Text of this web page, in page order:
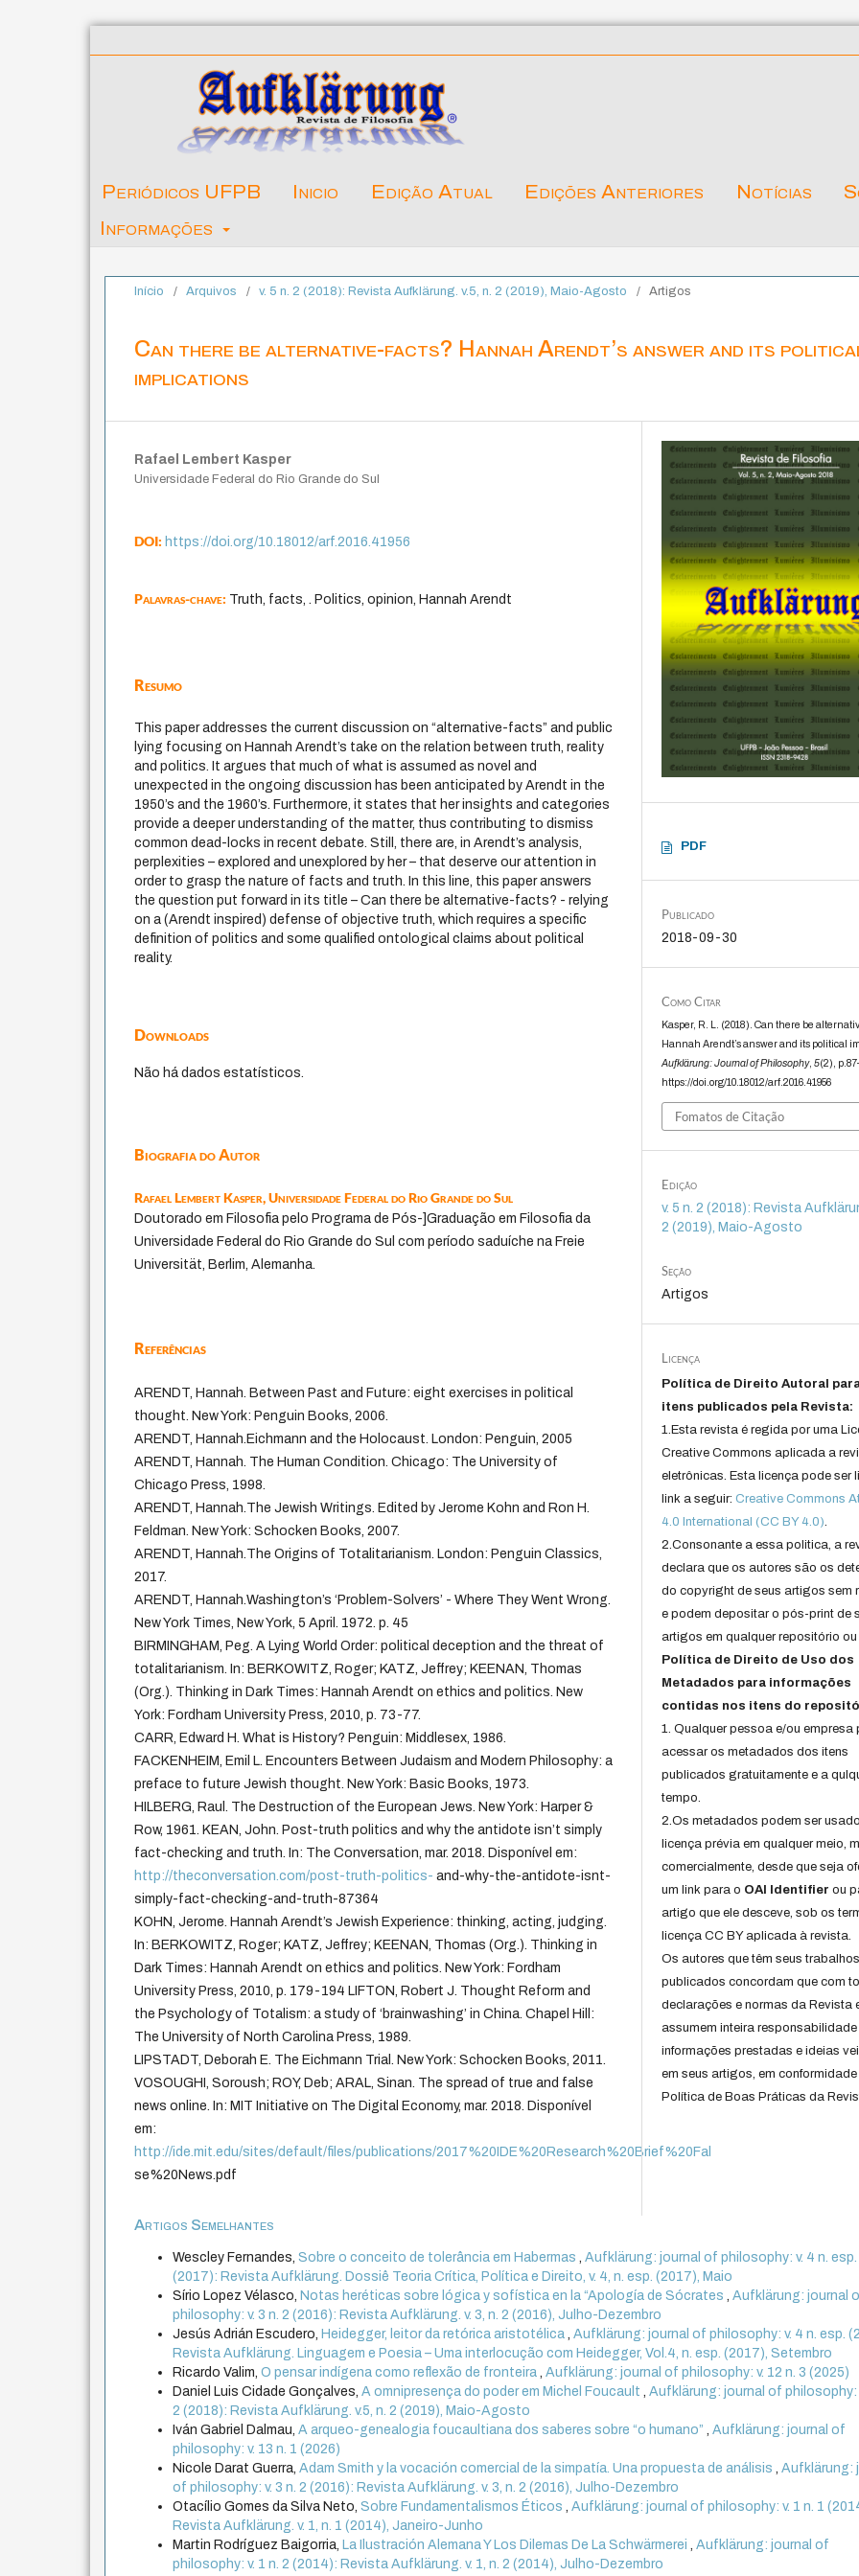
Periódicos UFPB Inicio Edição Atual Edições Anteriores Notícias
Informações
Início / Arquivos / v. 5 n. 2 (2018): Revista Aufklärung. v.5, n. 2 (2019), Maio-Agosto / Artigos
Can there be alternative-facts? Hannah Arendt’s answer and its
implications
Rafael Lembert Kasper
Universidade Federal do Rio Grande do Sul
DOI:https://doi.org/10.18012/arf.2016.41956
Palavras-chave: Truth, facts, . Politics, opinion, Hannah Arendt
Resumo
This paper addresses the current discussion on “alternative-facts” and public
lying focusing on Hannah Arendt’s take on the relation between truth, reality
and politics. It argues that much of what is assumed as novel and
unexpected in the ongoing discussion has been anticipated by Arendt in the
1950’s and the 1960’s. Furthermore, it states that her insights and categories
provide a deeper understanding of the matter, thus contributing to dismiss
common dead-locks in recent debate. Still, there are, in Arendt’s analysis,
perplexities – explored and unexplored by her – that deserve our attention in
order to grasp the nature of facts and truth. In this line, this paper answers
the question put forward in its title – Can there be alternative-facts? - relying
on a (Arendt inspired) defense of objective truth, which requires a specific
definition of politics and some qualified ontological claims about political
reality.
Downloads
Não há dados estatísticos.
Biografia do Autor
Rafael Lembert Kasper,Universidade Federal do Rio Grande do Sul
Doutorado em Filosofia pelo Programa de Pós-]Graduação em Filosofia da
Universidade Federal do Rio Grande do Sul com período saduíche na Freie
Universität, Berlim, Alemanha.
Referências
ARENDT, Hannah. Between Past and Future: eight exercises in political
thought. New York: Penguin Books, 2006.
ARENDT, Hannah.Eichmann and the Holocaust. London: Penguin, 2005
ARENDT, Hannah. The Human Condition. Chicago: The University of
Chicago Press, 1998.
ARENDT, Hannah.The Jewish Writings. Edited by Jerome Kohn and Ron H.
Feldman. New York: Schocken Books, 2007.
ARENDT, Hannah.The Origins of Totalitarianism. London: Penguin Classics,
2017.
ARENDT, Hannah.Washington’s ‘Problem-Solvers’ - Where They Went Wrong.
New York Times, New York, 5 April. 1972. p. 45
BIRMINGHAM, Peg. A Lying World Order: political deception and the threat of
totalitarianism. In: BERKOWITZ, Roger; KATZ, Jeffrey; KEENAN, Thomas
(Org.). Thinking in Dark Times: Hannah Arendt on ethics and politics. New
York: Fordham University Press, 2010, p. 73-77.
CARR, Edward H. What is History? Penguin: Middlesex, 1986.
FACKENHEIM, Emil L. Encounters Between Judaism and Modern Philosophy: a
preface to future Jewish thought. New York: Basic Books, 1973.
HILBERG, Raul. The Destruction of the European Jews. New York: Harper &
Row, 1961. KEAN, John. Post-truth politics and why the antidote isn’t simply
fact-checking and truth. In: The Conversation, mar. 2018. Disponível em:
http://theconversation.com/post-truth-politics- and-why-the-antidote-isnt-
simply-fact-checking-and-truth-87364
KOHN, Jerome. Hannah Arendt’s Jewish Experience: thinking, acting, judging.
In: BERKOWITZ, Roger; KATZ, Jeffrey; KEENAN, Thomas (Org.). Thinking in
Dark Times: Hannah Arendt on ethics and politics. New York: Fordham
University Press, 2010, p. 179-194 LIFTON, Robert J. Thought Reform and
the Psychology of Totalism: a study of ‘brainwashing’ in China. Chapel Hill:
The University of North Carolina Press, 1989.
LIPSTADT, Deborah E. The Eichmann Trial. New York: Schocken Books, 2011.
VOSOUGHI, Soroush; ROY, Deb; ARAL, Sinan. The spread of true and false
news online. In: MIT Initiative on The Digital Economy, mar. 2018. Disponível
em:
http://ide.mit.edu/sites/default/files/publications/2017%20IDE%20Research%20Brief%20Fal
se%20News.pdf
PDF
Publicado
2018-09-30
Como Citar
Kasper, R. L. (2018). Can there be
Hannah Arendt’s answer and its political
Aufklärung: Journal of Philosophy,5(2),
https://doi.org/10.18012/arf.2016.41956
Fomatos de Citação
Edição
v. 5 n. 2 (2018): Revista
2 (2019), Maio-Agosto
Seção
Artigos
Licença
Política de Direito Autoral
itens publicados pela Revista:
1.Esta revista é regida por uma
Creative Commons aplicada a
eletrônicas. Esta licença pode ser
link a seguir:Creative Commons
4.0 International (CC BY 4.0).
2.Consonante a essa politica, a
declara que os autores são os
do copyright de seus artigos sem
e podem depositar o pós-print de
artigos em qualquer repositório ou
Política de Direito de Uso dos
Metadados para informações
contidas nos itens do
1. Qualquer pessoa e/ou empresa
acessar os metadados dos itens
publicados gratuitamente e a
tempo.
2.Os metadados podem ser
licença prévia em qualquer meio,
comercialmente, desde que seja
um link para o OAI Identifier ou
artigo que ele desceve, sob os
licença CC BY aplicada à revista.
Os autores que têm seus trabalhos
publicados concordam que com
declarações e normas da Revista
assumem inteira responsabilidade
informações prestadas e ideias
em seus artigos, em
Política de Boas Práticas da
Artigos Semelhantes
Wescley Fernandes,Sobre o conceito de tolerância em Habermas ,Aufklärung: journal of philosophy: v. 4 n. esp.
(2017): Revista Aufklärung. Dossiê Teoria Crítica, Política e Direito, v. 4, n. esp. (2017), Maio
Sírio Lopez Vélasco, Notas heréticas sobre lógica y sofística en la “Apología de Sócrates ,Aufklärung: journal
philosophy: v. 3 n. 2 (2016): Revista Aufklärung. v. 3, n. 2 (2016), Julho-Dezembro
Jesús Adrián Escudero, Heidegger, leitor da retórica aristotélica ,Aufklärung: journal of philosophy: v. 4 n. esp.
Revista Aufklärung. Linguagem e Poesia – Uma interlocução com Heidegger, Vol.4, n. esp. (2017), Setembro
Ricardo Valim,O pensar indígena como reflexão de fronteira ,Aufklärung: journal of philosophy: v. 12 n. 3 (2025)
Daniel Luis Cidade Gonçalves,A omnipresença do poder em Michel Foucault ,Aufklärung: journal of philosophy:
2 (2018): Revista Aufklärung. v.5, n. 2 (2019), Maio-Agosto
Iván Gabriel Dalmau,A arqueo-genealogia foucaultiana dos saberes sobre “o humano” ,Aufklärung: journal of
philosophy: v. 13 n. 1 (2026)
Nicole Darat Guerra,Adam Smith y la vocación comercial de la simpatía. Una propuesta de análisis ,Aufklärung:
of philosophy: v. 3 n. 2 (2016): Revista Aufklärung. v. 3, n. 2 (2016), Julho-Dezembro
Otacílio Gomes da Silva Neto,Sobre Fundamentalismos Éticos ,Aufklärung: journal of philosophy: v. 1 n. 1
Revista Aufklärung. v. 1, n. 1 (2014), Janeiro-Junho
Martin Rodríguez Baigorria, La Ilustración Alemana Y Los Dilemas De La Schwärmerei ,Aufklärung: journal of
philosophy: v. 1 n. 2 (2014): Revista Aufklärung. v. 1, n. 2 (2014), Julho-Dezembro